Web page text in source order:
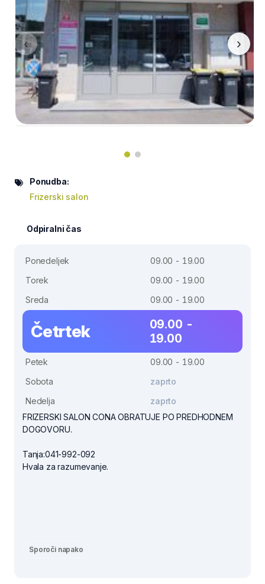
‹ ›
Ponudba:
Frizerski salon
Odpiralni čas
Ponedeljek
09.00 - 19.00
Torek
09.00 - 19.00
Sreda
09.00 - 19.00
Četrtek
09.00 -
19.00
Petek
09.00 - 19.00
Sobota
zaprto
Nedelja
zaprto
FRIZERSKI SALON CONA OBRATUJE PO PREDHODNEM
DOGOVORU.
Tanja:041-992-092
Hvala za razumevanje.
Sporoči napako